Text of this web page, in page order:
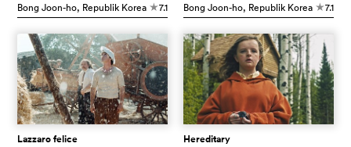
Bong Joon-ho, Republik Korea c7.1 Bong Joon-ho, Republik Korea c7.1
Lazzaro felice Hereditary